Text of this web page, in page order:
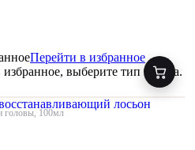
Перейти в избранное
выберите тип товара.
головы, 100мл